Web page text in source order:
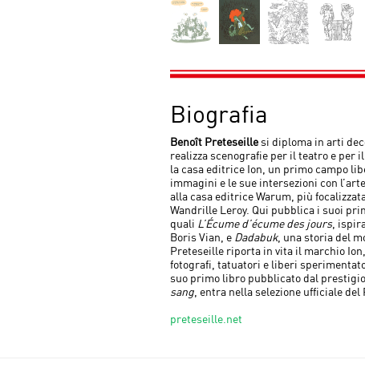
Biografia
Benoît Preteseille si diploma in arti
realizza scenografie per il teatro e per
la casa editrice Ion, un primo campo
immagini e le sue intersezioni con
alla casa editrice Warum, più
Wandrille Leroy. Qui pubblica i suoi
quali L’Écume d’écume des jours,
Boris Vian, e Dadabuk, una storia del
Preteseille riporta in vita il marchio
fotografi, tatuatori e liberi
suo primo libro pubblicato dal
sang , entra nella selezione ufficiale del
preteseille.net